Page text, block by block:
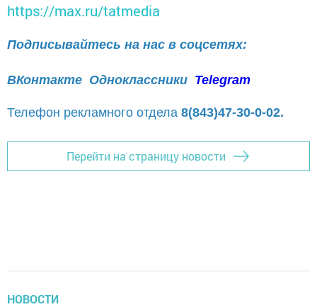
https://max.ru/tatmedia
Подписывайтесь на нас в соцсетях:
ВКонтакте Одноклассники Telegram
Телефон рекламного отдела 8(843)47-30-0-02.
Перейти на страницу новости
НОВОСТИ